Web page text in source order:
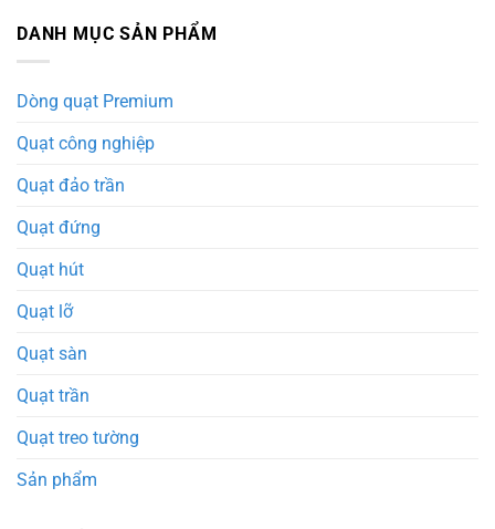
DANH MỤC SẢN PHẨM
Dòng quạt Premium
Quạt công nghiệp
Quạt đảo trần
Quạt đứng
Quạt hút
Quạt lỡ
Quạt sàn
Quạt trần
Quạt treo tường
Sản phẩm